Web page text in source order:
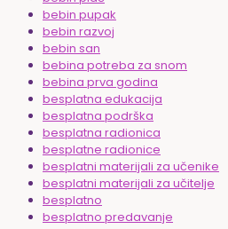
bebin pupak
bebin razvoj
bebin san
bebina potreba za snom
bebina prva godina
besplatna edukacija
besplatna podrška
besplatna radionica
besplatne radionice
besplatni materijali za učenike
besplatni materijali za učitelje
besplatno
besplatno predavanje